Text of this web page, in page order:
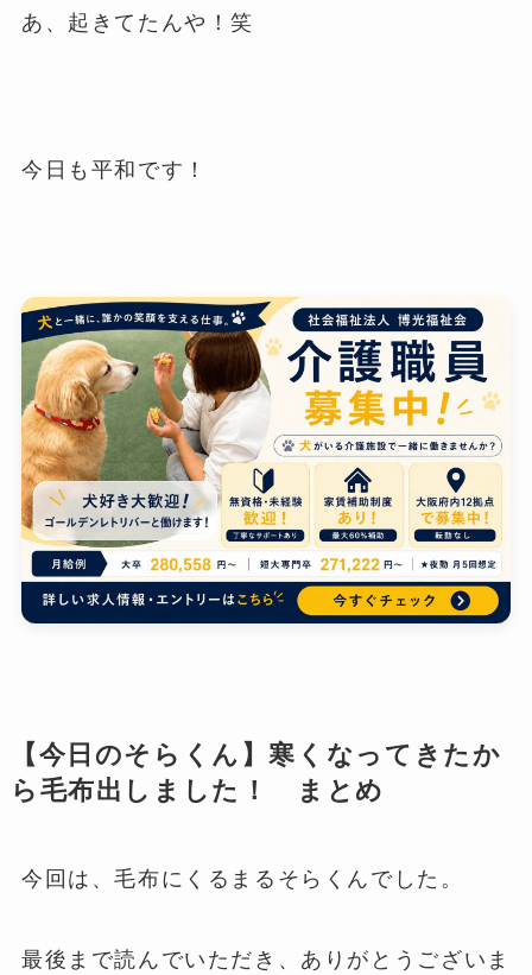
あ、起きてたんや！笑
今日も平和です！
【今日のそらくん】寒くなってきたか
ら毛布出しました！ まとめ
今回は、毛布にくるまるそらくんでした。
最後まで読んでいただき、ありがとうございま